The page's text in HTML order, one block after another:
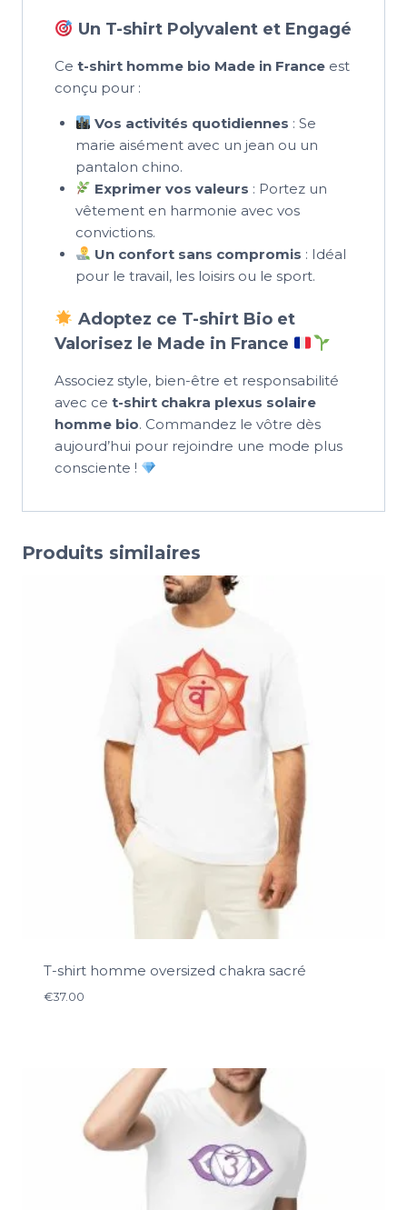
Un T-shirt Polyvalent et Engagé
Ce t-shirt homme bio Made in France est
conçu pour :
Vos activités quotidiennes : Se
marie aisément avec un jean ou un
pantalon chino.
Exprimer vos valeurs : Portez un
vêtement en harmonie avec vos
convictions.
Un confort sans compromis : Idéal
pour le travail, les loisirs ou le sport.
Adoptez ce T-shirt Bio et
Valorisez le Made in France
Associez style, bien-être et responsabilité
avec ce t-shirt chakra plexus solaire
homme bio. Commandez le vôtre dès
aujourd’hui pour rejoindre une mode plus
consciente !
Produits similaires
T-shirt homme oversized chakra sacré
€37.00